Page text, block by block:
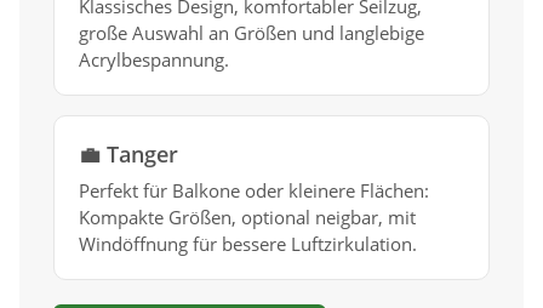
Klassisches Design, komfortabler Seilzug,
große Auswahl an Größen und langlebige
Acrylbespannung.
💼 Tanger
Perfekt für Balkone oder kleinere Flächen:
Kompakte Größen, optional neigbar, mit
Windöffnung für bessere Luftzirkulation.